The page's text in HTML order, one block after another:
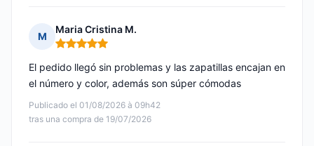
M
Maria Cristina M.
Nota: 5 de 5
Publicado el 01/08/2026 à 09h42
tras una compra de 19/07/2026
El pedido llegó sin problemas y las zapatillas encajan en
el número y color, además son súper cómodas